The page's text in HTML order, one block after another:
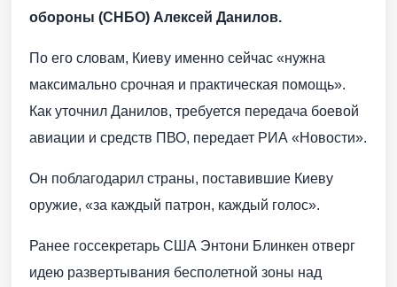
обороны (СНБО) Алексей Данилов.
По его словам, Киеву именно сейчас «нужна
максимально срочная и практическая помощь».
Как уточнил Данилов, требуется передача боевой
авиации и средств ПВО, передает РИА «Новости».
Он поблагодарил страны, поставившие Киеву
оружие, «за каждый патрон, каждый голос».
Ранее госсекретарь США Энтони Блинкен отверг
идею развертывания бесполетной зоны над